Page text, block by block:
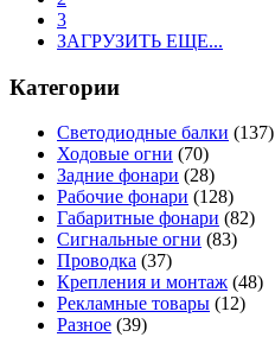
3
ЗАГРУЗИТЬ ЕЩЕ...
Категории
Светодиодные балки (137)
Ходовые огни (70)
Задние фонари (28)
Рабочие фонари (128)
Габаритные фонари (82)
Сигнальные огни (83)
Проводка (37)
Крепления и монтаж (48)
Рекламные товары (12)
Разное (39)